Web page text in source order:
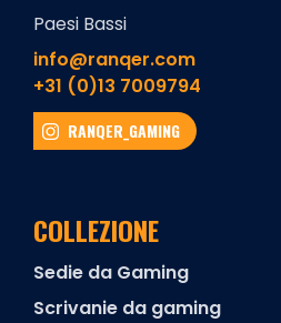
Paesi Bassi
info@ranqer.com
+31 (0)13 7009794
RANQER_GAMING
COLLEZIONE
Sedie da Gaming
Scrivanie da gaming